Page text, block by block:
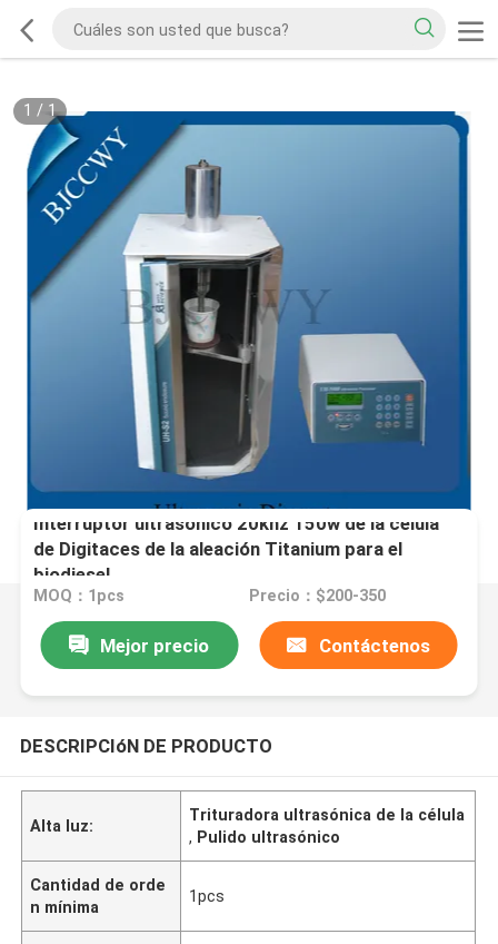
1 / 1
Interruptor ultrasónico 20khz 150w de la célula
de Digitaces de la aleación Titanium para el
biodiesel
MOQ：1pcs Precio：$200-350
Mejor precio Contáctenos
DESCRIPCIóN DE PRODUCTO
Alta luz:
Trituradora ultrasónica de la célula
, Pulido ultrasónico
Cantidad de orde
n mínima
1pcs